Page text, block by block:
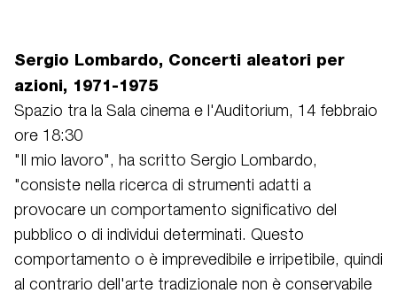
Sergio Lombardo, Concerti aleatori per
azioni, 1971-1975
Spazio tra la Sala cinema e l'Auditorium, 14 febbraio
ore 18:30
"Il mio lavoro", ha scritto Sergio Lombardo,
"consiste nella ricerca di strumenti adatti a
provocare un comportamento significativo del
pubblico o di individui determinati. Questo
comportamento o è imprevedibile e irripetibile, quindi
al contrario dell'arte tradizionale non è conservabile